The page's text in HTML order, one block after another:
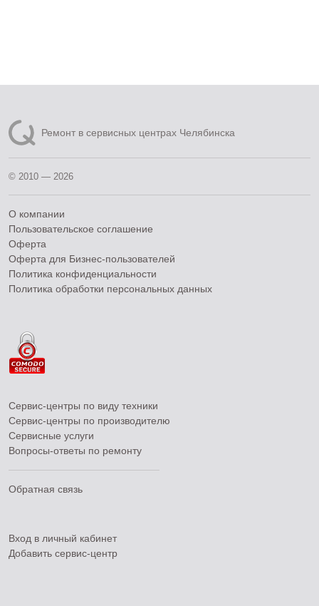
Ремонт в сервисных центрах Челябинска
© 2010 — 2026
О компании
Пользовательское соглашение
Оферта
Оферта для Бизнес-пользователей
Политика конфиденциальности
Политика обработки персональных данных
Сервис-центры по виду техники
Сервис-центры по производителю
Сервисные услуги
Вопросы-ответы по ремонту
Обратная связь
Вход в личный кабинет
Добавить сервис-центр